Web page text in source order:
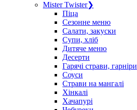
Mister Twister❯
Піца
Сезонне меню
Салати, закуски
Супи, хліб
Дитяче меню
Десерти
Гарячі страви, гарніри
Соуси
Страви на мангалі
Хінкалі
Хачапурі